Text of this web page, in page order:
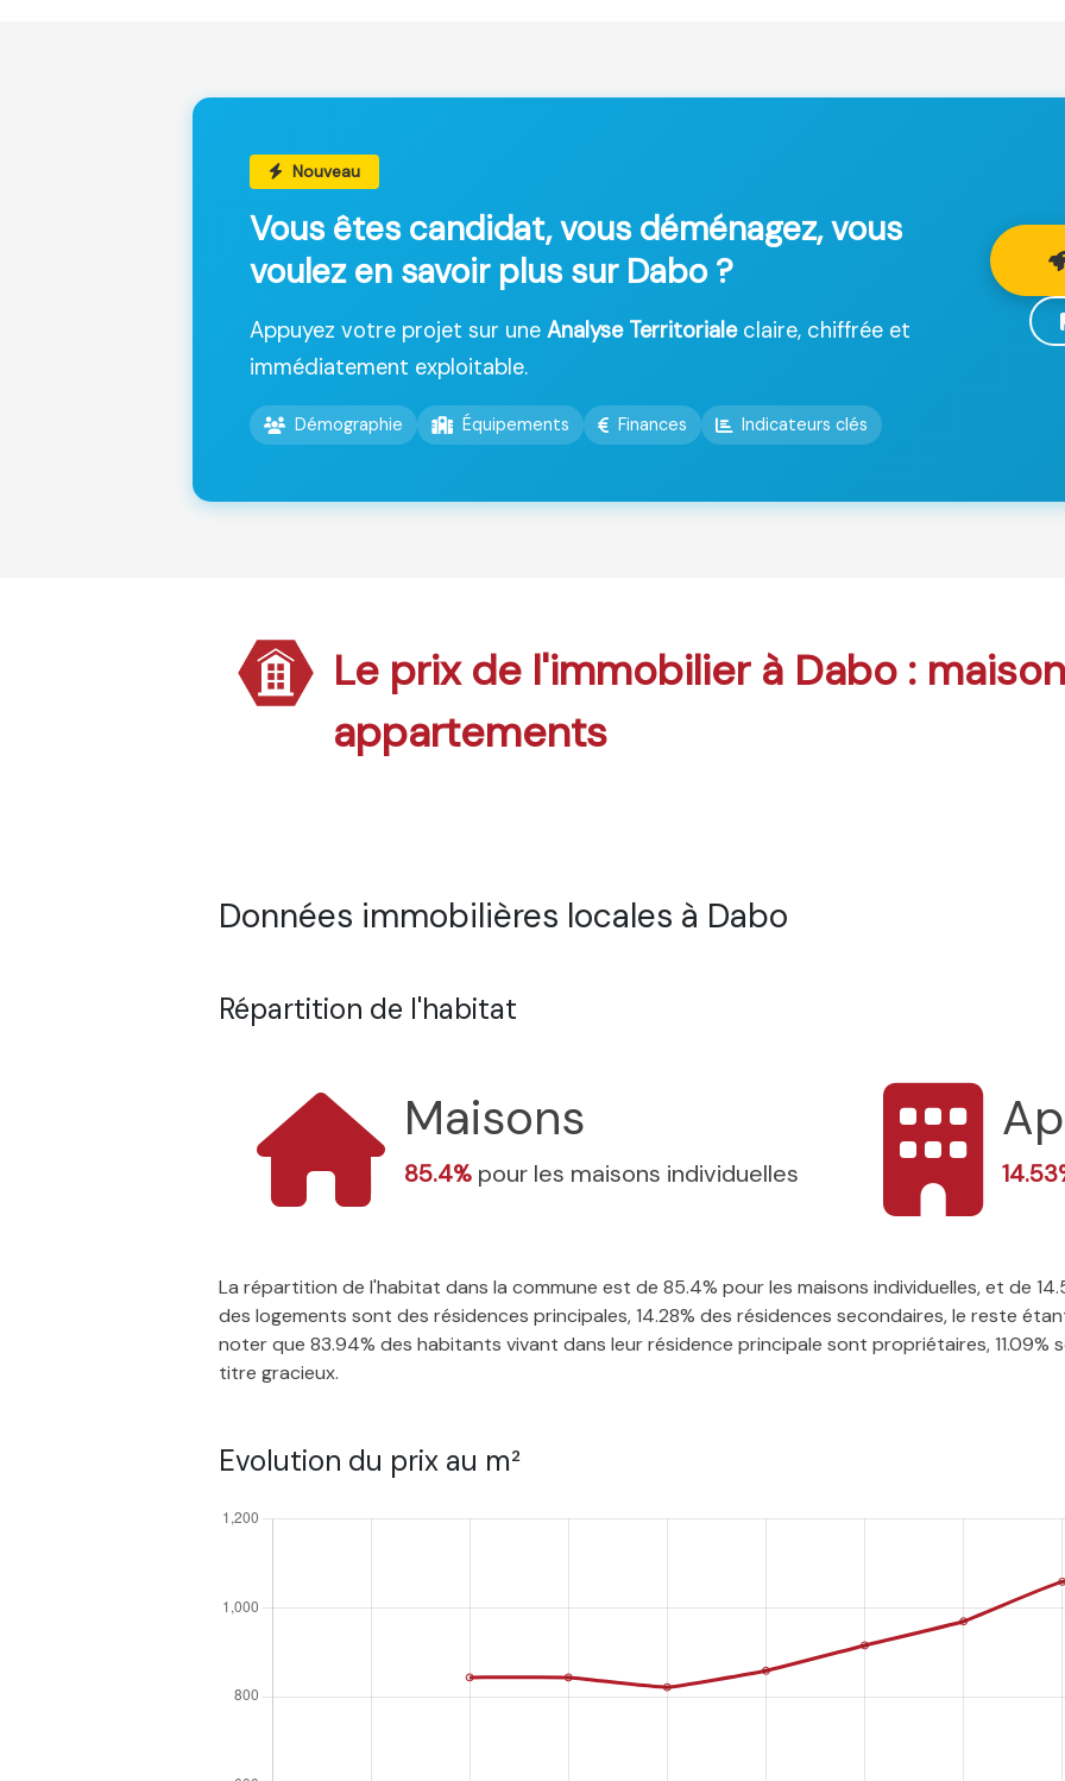
Nouveau
Vous êtes candidat, vous déménagez, vous
voulez en savoir plus sur Dabo ?
Appuyez votre projet sur une Analyse Territorialeclaire, chiffrée et
immédiatement exploitable.
Démographie Équipements Finances Indicateurs clés
Le prix de l'immobilier à Dabo :
appartements
Données immobilières locales à Dabo
Répartition de l'habitat
Maisons
85.4% pour les maisons individuelles
La répartition de l'habitat dans la commune est de 85.4% pour les maisons individuelles, et de
des logements sont des résidences principales, 14.28% des résidences secondaires, le reste
noter que 83.94% des habitants vivant dans leur résidence principale sont propriétaires, 11.09%
titre gracieux.
Evolution du prix au m²